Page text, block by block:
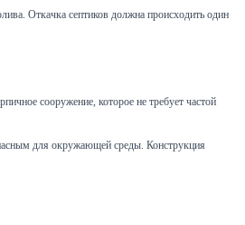
Откачка септиков должна происходить один
сооружение, которое не требует частой
для окружающей среды. Конструкция